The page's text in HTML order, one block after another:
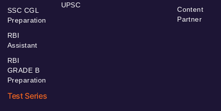
SSC CGL
Preparation
RBI
Assistant
RBI
GRADE B
Preparation
UPSC
Content
Partner
Test Series